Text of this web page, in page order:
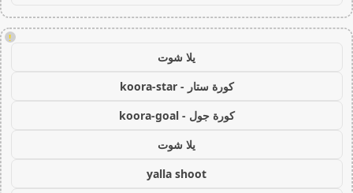
!
يلا شوت
كورة ستار - koora-star
كورة جول - koora-goal
يلا شوت
yalla shoot